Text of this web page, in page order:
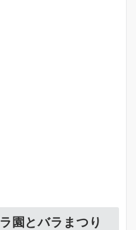
園とバラまつり